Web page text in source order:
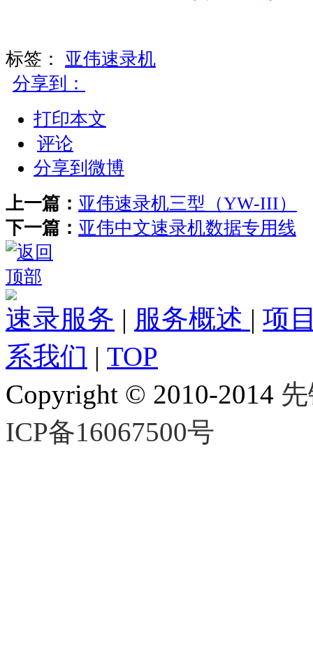
标签： 亚伟速录机
分享到：
打印本文
评论
分享到微博
上一篇： 亚伟速录机三型（YW-III）
下一篇： 亚伟中文速录机数据专用线
速录服务 | 服务概述 | 项
系我们 | TOP
Copyright © 2010-2014
ICP备16067500号